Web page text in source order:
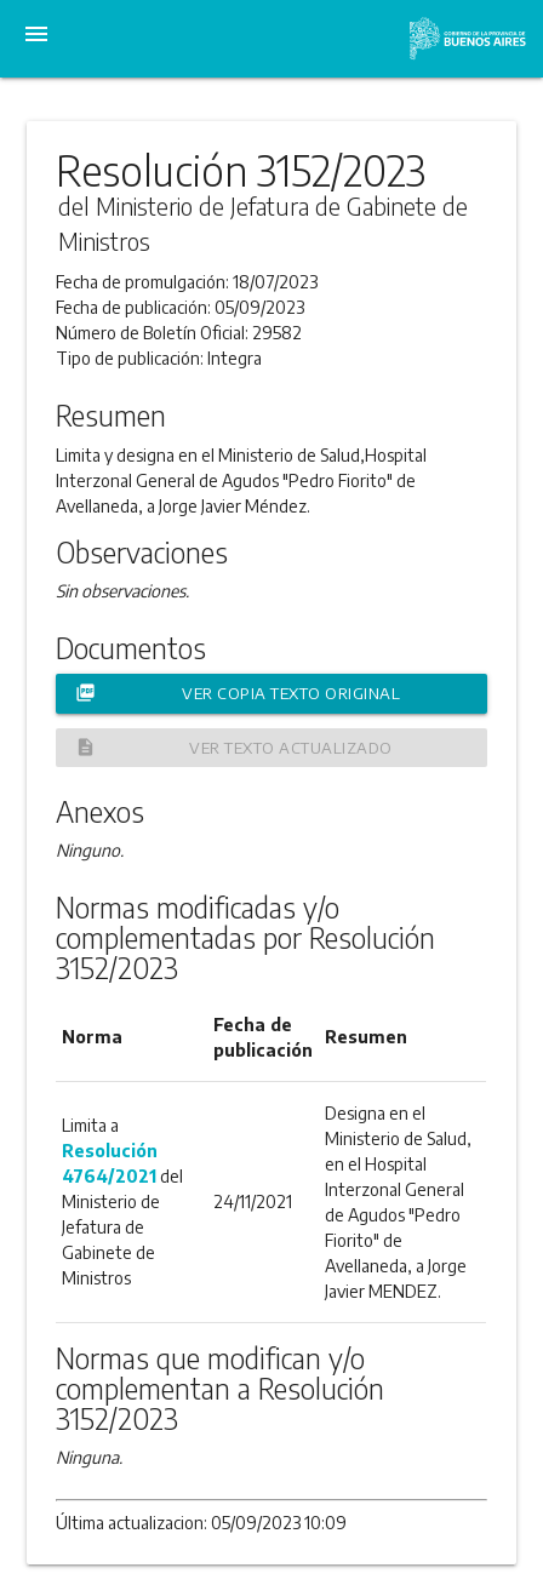
menu
Resolución 3152/2023
del Ministerio de Jefatura de Gabinete de
Ministros
Fecha de promulgación:18/07/2023
Fecha de publicación:05/09/2023
Número de Boletín Oficial: 29582
Tipo de publicación:Integra
Resumen
Limita y designa en el Ministerio de Salud,Hospital
Interzonal General de Agudos "Pedro Fiorito" de
Avellaneda, a Jorge Javier Méndez.
Observaciones
Sin observaciones.
Documentos
picture_as_pdf VER COPIA TEXTO ORIGINAL
description VER TEXTO ACTUALIZADO
Anexos
Ninguno.
Normas modificadas y/o
complementadas por Resolución
3152/2023
Norma
Fecha de
publicación
Resumen
Limita a
Resolución
4764/2021del
Ministerio de
Jefatura de
Gabinete de
Ministros
24/11/2021
Designa en el
Ministerio de Salud,
en el Hospital
Interzonal General
de Agudos "Pedro
Fiorito" de
Avellaneda, a Jorge
Javier MENDEZ.
Normas que modifican y/o
complementan a Resolución
3152/2023
Ninguna.
Última actualizacion: 05/09/2023 10:09